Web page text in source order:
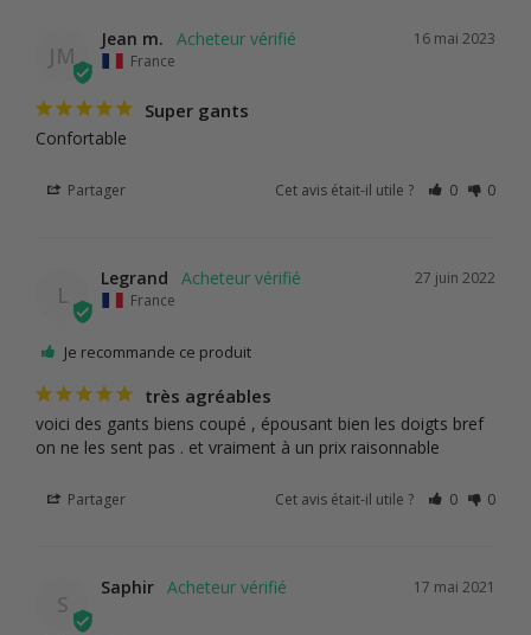
JM
16 mai 2023
Jean m.
France
Super gants
Confortable
Partager Cet avis était-il utile ? 0 0
L
27 juin 2022
Legrand
France
Je recommande ce produit
très agréables
voici des gants biens coupé , épousant bien les doigts bref
Partager Cet avis était-il utile ? 0 0
S
17 mai 2021
Saphir